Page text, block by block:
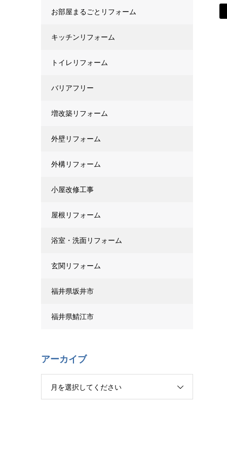
お部屋まるごとリフォーム
キッチンリフォーム
トイレリフォーム
バリアフリー
増改築リフォーム
外壁リフォーム
外構リフォーム
小屋改修工事
屋根リフォーム
浴室・洗面リフォーム
玄関リフォーム
福井県坂井市
福井県鯖江市
アーカイブ
月を選択してください